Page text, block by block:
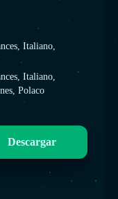
Italiano,
Italiano,
Polaco
Descargar